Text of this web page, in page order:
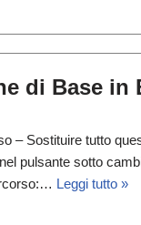
di Base in
– Sostituire tutto
pulsante sotto
Leggi tutto »